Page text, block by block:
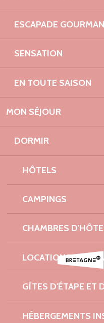
ESCAPADE
SENSATION
EN TOUTE SAISON
MON SÉJOUR
DORMIR
HÔTELS
CAMPINGS
CHAMBRES
LOCATIONS DE
GÎTES D'ÉTAPE ET
HÉBERGEMENTS
Trévou-
!
MARINE
ANTOINE